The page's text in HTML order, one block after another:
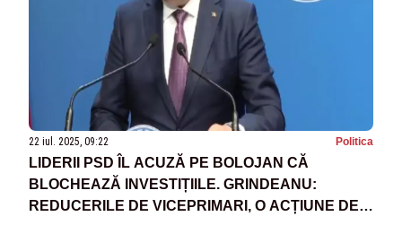
22 iul. 2025, 09:22 Politica
LIDERII PSD ÎL ACUZĂ PE BOLOJAN CĂ
BLOCHEAZĂ INVESTIȚIILE. GRINDEANU:
REDUCERILE DE VICEPRIMARI, O ACȚIUNE DE